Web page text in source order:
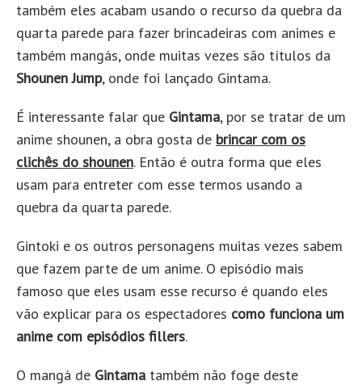
também eles acabam usando o recurso da quebra da
quarta parede para fazer brincadeiras com animes e
também mangás, onde muitas vezes são títulos da
Shounen Jump, onde foi lançado Gintama.
É interessante falar que Gintama, por se tratar de um
anime shounen, a obra gosta de brincar com os
clichês do shounen. Então é outra forma que eles
usam para entreter com esse termos usando a
quebra da quarta parede.
Gintoki e os outros personagens muitas vezes sabem
que fazem parte de um anime. O episódio mais
famoso que eles usam esse recurso é quando eles
vão explicar para os espectadores como funciona um
anime com episódios fillers.
O mangá de Gintama também não foge deste